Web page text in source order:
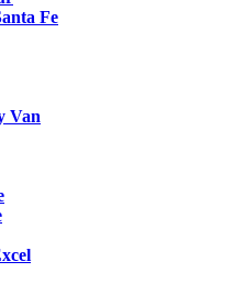
Fe
Van